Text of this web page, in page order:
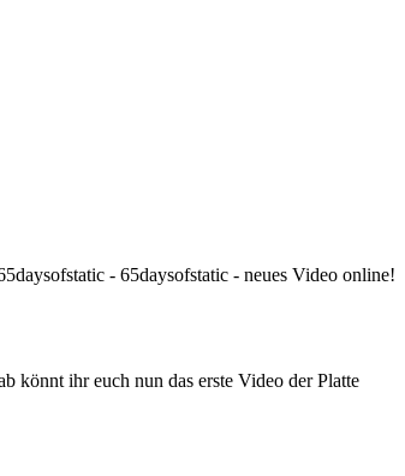
könnt ihr euch nun das erste Video der Platte